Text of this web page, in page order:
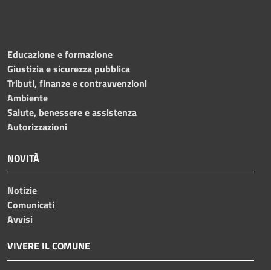
Educazione e formazione
Giustizia e sicurezza pubblica
Tributi, finanze e contravvenzioni
Ambiente
Salute, benessere e assistenza
Autorizzazioni
NOVITÀ
Notizie
Comunicati
Avvisi
VIVERE IL COMUNE